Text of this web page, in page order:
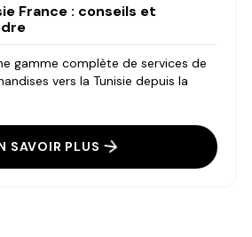
France : conseils et
gamme complète de services de
vers la Tunisie depuis la
SAVOIR PLUS